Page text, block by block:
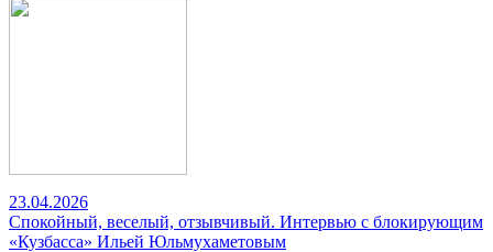
23.04.2026
Спокойный, веселый, отзывчивый. Интервью с блокирующим
«Кузбасса» Ильей Юльмухаметовым